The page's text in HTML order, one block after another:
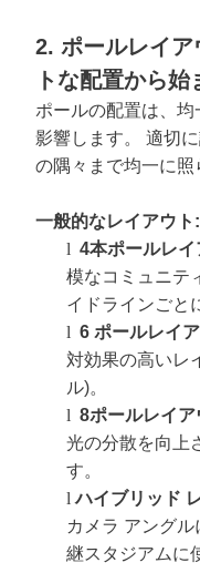
2. ポールレイ
トな配置から始
ポールの配置は、
影響します。 適切
の隅々まで均一に照
一般的なレイアウト:
l 4本ポールレイ
模なコミュニテ
イドラインごと
l 6 ポールレイ
対効果の高いレ
ル)。
l 8ポールレイア
光の分散を向上
す。
lハイブリッド
カメラ アング
継スタジアムに